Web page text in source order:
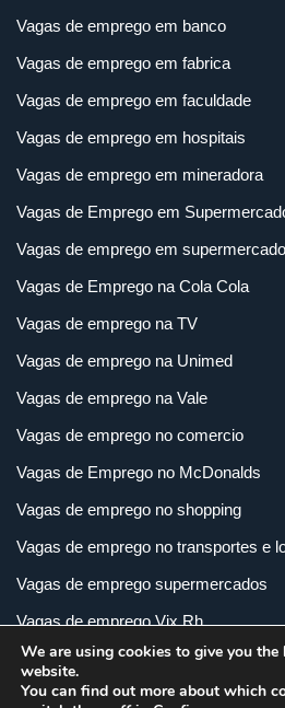
Vagas de emprego em banco
Vagas de emprego em fabrica
Vagas de emprego em faculdade
Vagas de emprego em hospitais
Vagas de emprego em mineradora
Vagas de Emprego em
Vagas de emprego em
Vagas de Emprego na Cola Cola
Vagas de emprego na TV
Vagas de emprego na Unimed
Vagas de emprego na Vale
Vagas de emprego no comercio
Vagas de Emprego no McDonalds
Vagas de emprego no shopping
Vagas de emprego no transportes e
Vagas de emprego supermercados
Vagas de emprego Vix Rh
Vagas de empregos em imobiliária
Vagas de empregos em loja
We are using cookies to give you the
website.
You can find out more about which